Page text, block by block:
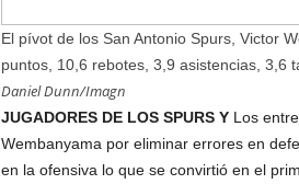
El pívot de los San Antonio Spurs, Victor
puntos, 10,6 rebotes, 3,9 asistencias, 3,6
Daniel Dunn/Imagn
JUGADORES DE LOS SPURS YLos
Wembanyama por eliminar errores en
en la ofensiva lo que se convirtió en el